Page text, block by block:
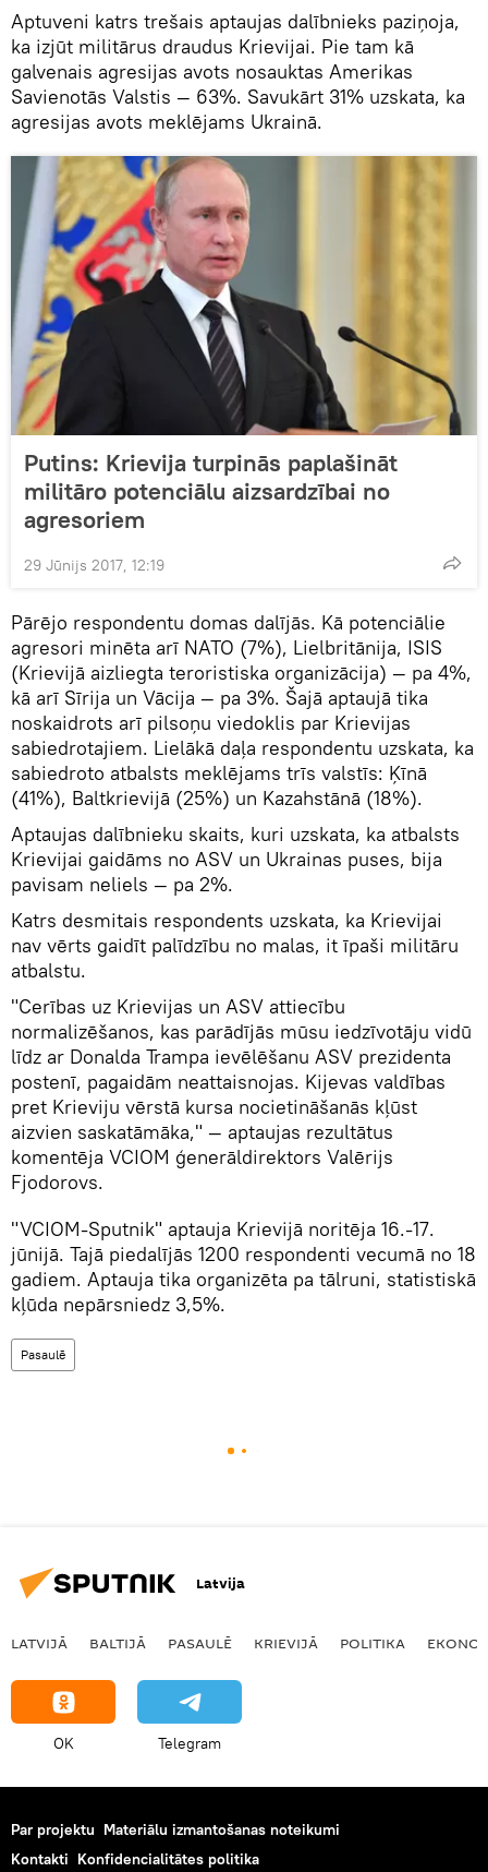
Aptuveni katrs trešais aptaujas dalībnieks paziņoja,
ka izjūt militārus draudus Krievijai. Pie tam kā
galvenais agresijas avots nosauktas Amerikas
Savienotās Valstis — 63%. Savukārt 31% uzskata, ka
agresijas avots meklējams Ukrainā.
Putins: Krievija turpinās paplašināt
militāro potenciālu aizsardzībai no
agresoriem
29 Jūnijs 2017, 12:19
Pārējo respondentu domas dalījās. Kā potenciālie
agresori minēta arī NATO (7%), Lielbritānija, ISIS
(Krievijā aizliegta teroristiska organizācija) — pa 4%,
kā arī Sīrija un Vācija — pa 3%. Šajā aptaujā tika
noskaidrots arī pilsoņu viedoklis par Krievijas
sabiedrotajiem. Lielākā daļa respondentu uzskata, ka
sabiedroto atbalsts meklējams trīs valstīs: Ķīnā
(41%), Baltkrievijā (25%) un Kazahstānā (18%).
Aptaujas dalībnieku skaits, kuri uzskata, ka atbalsts
Krievijai gaidāms no ASV un Ukrainas puses, bija
pavisam neliels — pa 2%.
Katrs desmitais respondents uzskata, ka Krievijai
nav vērts gaidīt palīdzību no malas, it īpaši militāru
atbalstu.
"Cerības uz Krievijas un ASV attiecību
normalizēšanos, kas parādījās mūsu iedzīvotāju vidū
līdz ar Donalda Trampa ievēlēšanu ASV prezidenta
postenī, pagaidām neattaisnojas. Kijevas valdības
pret Krieviju vērstā kursa nocietināšanās kļūst
aizvien saskatāmāka," — aptaujas rezultātus
komentēja VCIOM ģenerāldirektors Valērijs
Fjodorovs.
"VCIOM-Sputnik" aptauja Krievijā noritēja 16.-17.
jūnijā. Tajā piedalījās 1200 respondenti vecumā no 18
gadiem. Aptauja tika organizēta pa tālruni, statistiskā
kļūda nepārsniedz 3,5%.
Pasaulē
Latvija
LATVIJĀ BALTIJĀ PASAULĒ KRIEVIJĀ POLITIKA
OK Telegram
Par projektu Materiālu izmantošanas noteikumi
Kontakti Konfidencialitātes politika